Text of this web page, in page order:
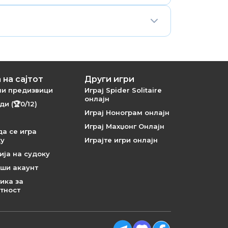
сајтот
предизвици
(🏆0/12)
се игра
на судоку
акаунт
за
Други игри
Играј Spider Solitaire
онлајн
Играј Нонограм онлајн
Играј Махџонг Онлајн
Играјте игри онлајн